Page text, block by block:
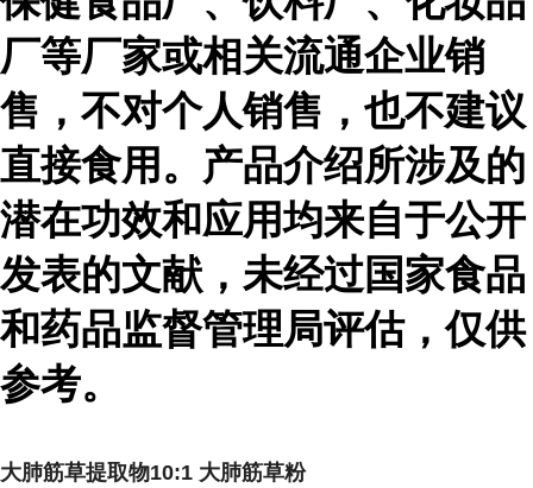
厂等厂家或相关流通企业销
售，不对个人销售，也不建议
直接食用。产品介绍所涉及的
潜在功效和应用均来自于公开
发表的文献，未经过国家食品
和药品监督管理局评估，仅供
参考。
大肺筋草提取物10:1 大肺筋草粉